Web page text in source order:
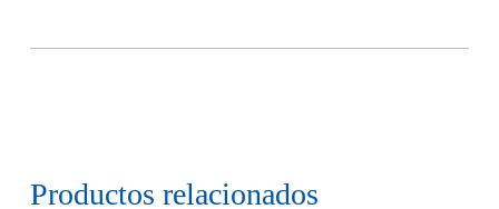
Productos relacionados